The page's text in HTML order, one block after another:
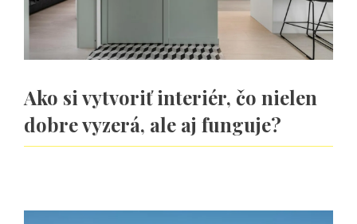
Ako si vytvoriť interiér, čo nielen
dobre vyzerá, ale aj funguje?